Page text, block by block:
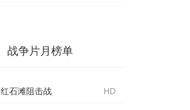
战争片月榜单
HD
红石滩阻击战